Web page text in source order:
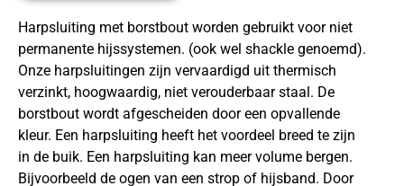
Harpsluiting met borstbout worden gebruikt voor niet
permanente hijssystemen. (ook wel shackle genoemd).
Onze harpsluitingen zijn vervaardigd uit thermisch
verzinkt, hoogwaardig, niet verouderbaar staal. De
borstbout wordt afgescheiden door een opvallende
kleur. Een harpsluiting heeft het voordeel breed te zijn
in de buik. Een harpsluiting kan meer volume bergen.
Bijvoorbeeld de ogen van een strop of hijsband. Door